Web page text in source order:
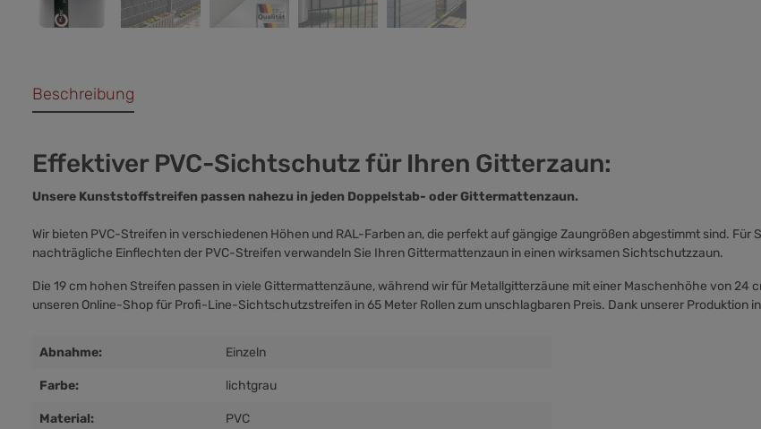
Beschreibung
Effektiver PVC-Sichtschutz für Ihren Gitterzaun:
Unsere Kunststoffstreifen passen nahezu in jeden Doppelstab- oder Gittermattenzaun.
Wir bieten PVC-Streifen in verschiedenen Höhen und RAL-Farben an, die perfekt auf gängige Zaungrößen abgestimmt sind.
nachträgliche Einflechten der PVC-Streifen verwandeln Sie Ihren Gittermattenzaun in einen wirksamen Sichtschutzzaun.
Die 19 cm hohen Streifen passen in viele Gittermattenzäune, während wir für Metallgitterzäune mit einer Maschenhöhe von 24
unseren Online-Shop für Profi-Line-Sichtschutzstreifen in 65 Meter Rollen zum unschlagbaren Preis. Dank unserer Produktion
Abnahme: Einzeln
Farbe: lichtgrau
Material: PVC